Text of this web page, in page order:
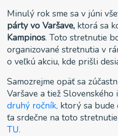
Minulý rok sme sa v júni
párty vo Varšave, ktorá sa
Kampinos. Toto stretnutie
organizované stretnutia v
o veľkú akciu, kde prišli
Samozrejme opäť sa
Varšave a tiež
druhý ročník, ktorý sa bude
ťa srdečne na toto
TU.